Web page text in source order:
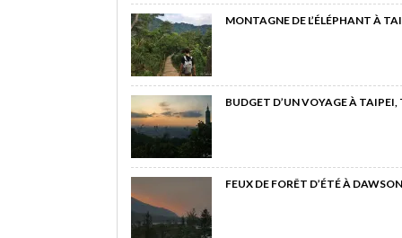
MONTAGNE DE L’ÉLÉPHANT À
BUDGET D’UN VOYAGE À
FEUX DE FORÊT D’ÉTÉ À